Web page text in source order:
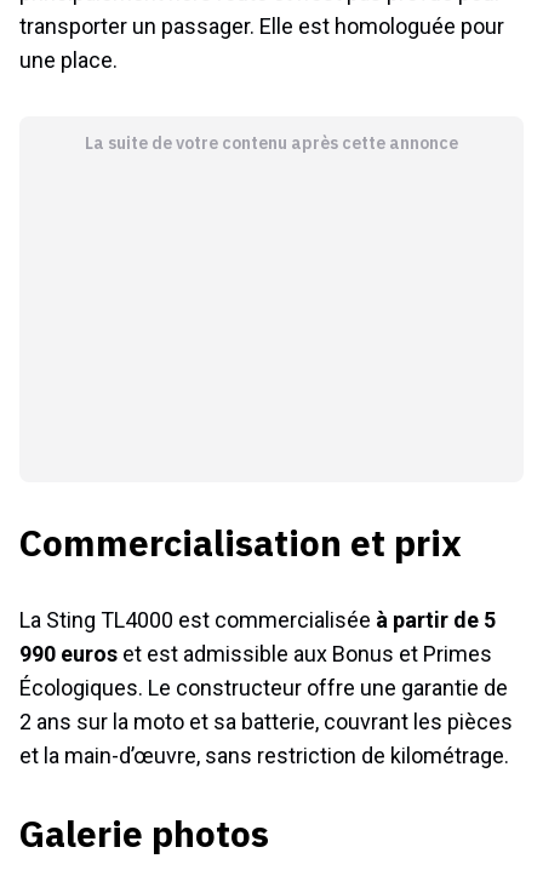
transporter un passager. Elle est homologuée pour
une place.
La suite de votre contenu après cette annonce
Commercialisation et prix
La Sting TL4000 est commercialisée à partir de 5
990 euros et est admissible aux Bonus et Primes
Écologiques. Le constructeur offre une garantie de
2 ans sur la moto et sa batterie, couvrant les pièces
et la main-d’œuvre, sans restriction de kilométrage.
Galerie photos